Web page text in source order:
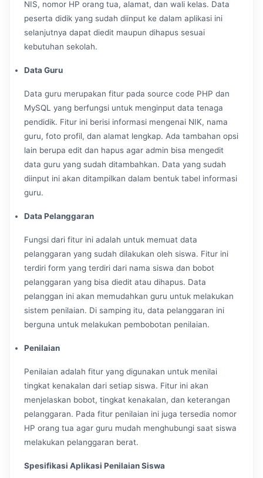
NIS, nomor HP orang tua, alamat, dan wali kelas. Data
peserta didik yang sudah diinput ke dalam aplikasi ini
selanjutnya dapat diedit maupun dihapus sesuai
kebutuhan sekolah.
Data Guru
Data guru merupakan fitur pada source code PHP dan
MySQL yang berfungsi untuk menginput data tenaga
pendidik. Fitur ini berisi informasi mengenai NIK, nama
guru, foto profil, dan alamat lengkap. Ada tambahan opsi
lain berupa edit dan hapus agar admin bisa mengedit
data guru yang sudah ditambahkan. Data yang sudah
diinput ini akan ditampilkan dalam bentuk tabel informasi
guru.
Data Pelanggaran
Fungsi dari fitur ini adalah untuk memuat data
pelanggaran yang sudah dilakukan oleh siswa. Fitur ini
terdiri form yang terdiri dari nama siswa dan bobot
pelanggaran yang bisa diedit atau dihapus. Data
pelanggan ini akan memudahkan guru untuk melakukan
sistem penilaian. Di samping itu, data pelanggaran ini
berguna untuk melakukan pembobotan penilaian.
Penilaian
Penilaian adalah fitur yang digunakan untuk menilai
tingkat kenakalan dari setiap siswa. Fitur ini akan
menjelaskan bobot, tingkat kenakalan, dan keterangan
pelanggaran. Pada fitur penilaian ini juga tersedia nomor
HP orang tua agar guru mudah menghubungi saat siswa
melakukan pelanggaran berat.
Spesifikasi Aplikasi Penilaian Siswa